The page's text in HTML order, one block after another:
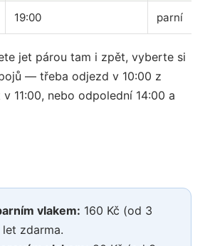
19:00 parní
jet párou tam i zpět, vyberte si
— třeba odjezd v 10:00 z
11:00, nebo odpolední 14:00 a
vlakem: 160 Kč (od 3
zdarma.